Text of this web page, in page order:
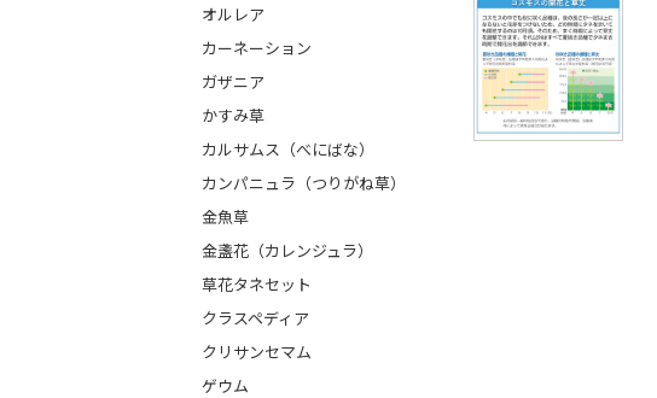
オルレア
カーネーション
ガザニア
かすみ草
カルサムス（べにばな）
カンパニュラ（つりがね草）
金魚草
金盞花（カレンジュラ）
草花タネセット
クラスペディア
クリサンセマム
ゲウム